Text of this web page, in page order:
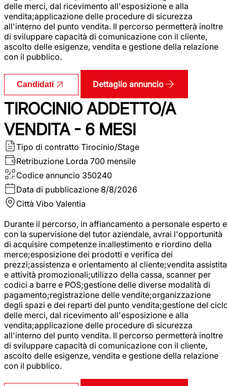
delle merci, dal ricevimento all'esposizione e alla
vendita;applicazione delle procedure di sicurezza
all'interno del punto vendita. Il percorso permetterà inoltre
di sviluppare capacità di comunicazione con il cliente,
ascolto delle esigenze, vendita e gestione della relazione
con il pubblico.
Candidati Dettaglio annuncio
TIROCINIO ADDETTO/A
VENDITA - 6 MESI
Tipo di contratto Tirocinio/Stage
Retribuzione Lorda 700 mensile
Codice annuncio 350240
Data di pubblicazione 8/8/2026
Città Vibo Valentia
Durante il percorso, in affiancamento a personale esperto e
con la supervisione del tutor aziendale, avrai l'opportunità
di acquisire competenze in:allestimento e riordino della
merce;esposizione dei prodotti e verifica dei
prezzi;assistenza e orientamento al cliente;vendita assistita
e attività promozionali;utilizzo della cassa, scanner per
codici a barre e POS;gestione delle diverse modalità di
pagamento;registrazione delle vendite;organizzazione
degli spazi e dei reparti del punto vendita;gestione del
delle merci, dal ricevimento all'esposizione e alla
vendita;applicazione delle procedure di sicurezza
all'interno del punto vendita. Il percorso permetterà inoltre
di sviluppare capacità di comunicazione con il cliente,
ascolto delle esigenze, vendita e gestione della relazione
con il pubblico.